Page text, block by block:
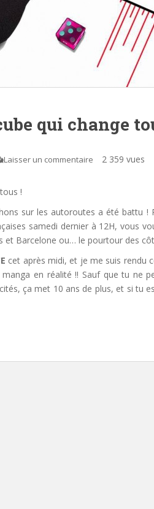
qui change
Laisser un commentaire 2 359 vues
!
sur les autoroutes a été battu !
samedi dernier à 12H, vous
et Barcelone ou… le pourtour des
cet après midi, et je me suis rendu
en réalité !! Sauf que tu ne
ça met 10 ans de plus, et si tu